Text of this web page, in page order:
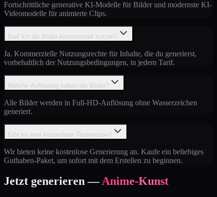
Fortschrittliche generative KI-Modelle für Bilder und modernste KI-
Videomodelle für animierte Clips.
Darf ich die Bilder kommerziell nutzen?
Ja. Kommerzielle Nutzungsrechte für Inhalte, die du generierst,
vorbehaltlich der Nutzungsbedingungen, in jedem Tarif.
Welche Auflösung haben die Bilder?
Alle Bilder werden in Full-HD-Auflösung ohne Wasserzeichen
generiert.
Gibt es eine kostenlose Testversion?
Wir bieten keine kostenlose Generierung an. Kaufe ein beliebiges
Guthaben-Paket, um sofort mit dem Erstellen zu beginnen.
Jetzt generieren — Anime-Kunst